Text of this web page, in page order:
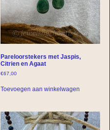
Pareloorstekers met Jaspis,
Citrien en Agaat
€67,00
Toevoegen aan winkelwagen